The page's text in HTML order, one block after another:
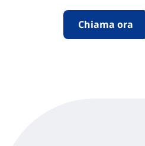
Chiama ora